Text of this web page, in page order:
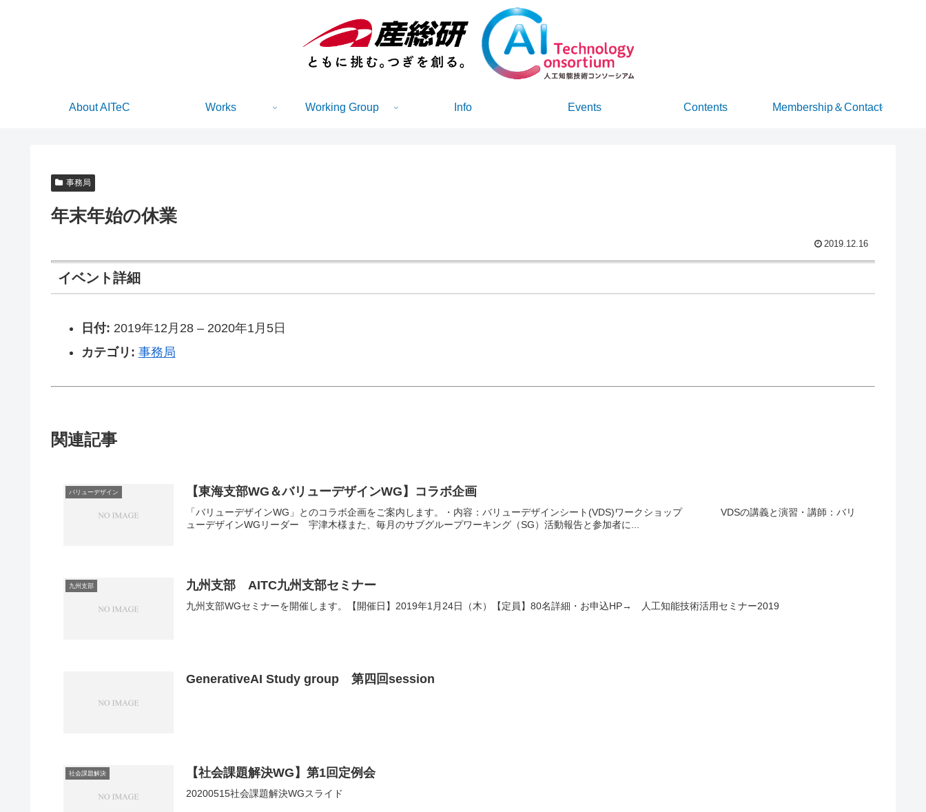
About AITeC Works Working Group Info Events Contents Membership＆Contact
事務局
年末年始の休業
2019.12.16
イベント詳細
日付: 2019年12月28– 2020年1月5日
カテゴリ: 事務局
関連記事
バリューデザイン 【東海支部WG＆バリューデザインWG】コラボ企画
「バリューデザインWG」とのコラボ企画をご案内します。・内容：バリューデザインシート(VDS)ワークショップ VDSの講義と演習・講師：バリ
ューデザインWGリーダー 宇津木様また、毎月のサブグループワーキング（SG）活動報告と参加者に...
九州支部 九州支部 AITC九州支部セミナー
九州支部WGセミナーを開催します。【開催日】2019年1月24日（木）【定員】80名詳細・お申込HP→ 人工知能技術活用セミナー2019
GenerativeAI Study group 第四回session
社会課題解決 【社会課題解決WG】第1回定例会
20200515社会課題解決WGスライド